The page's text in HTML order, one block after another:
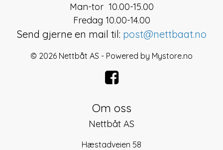
Man-tor 10.00-15.00
Fredag 10.00-14.00
Send gjerne en mail til: post@nettbaat.no
© 2026 Nettbåt AS - Powered by Mystore.no
Om oss
Nettbåt AS
Hæstadveien 58